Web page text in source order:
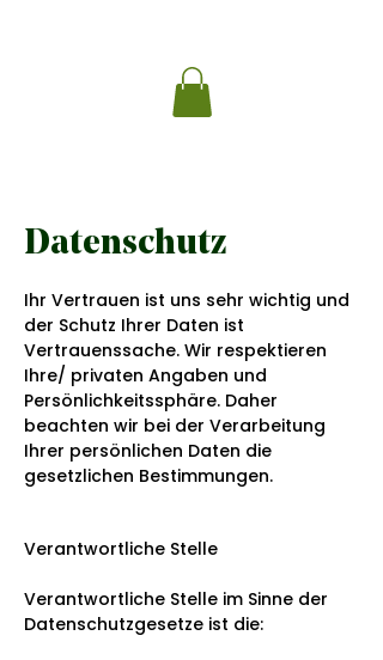
Datenschutz
Ihr Vertrauen ist uns sehr wichtig und
der Schutz Ihrer Daten ist
Vertrauenssache. Wir respektieren
Ihre/ privaten Angaben und
Persönlichkeitssphäre. Daher
beachten wir bei der Verarbeitung
Ihrer persönlichen Daten die
gesetzlichen Bestimmungen.
Verantwortliche Stelle
Verantwortliche Stelle im Sinne der
Datenschutzgesetze ist die: